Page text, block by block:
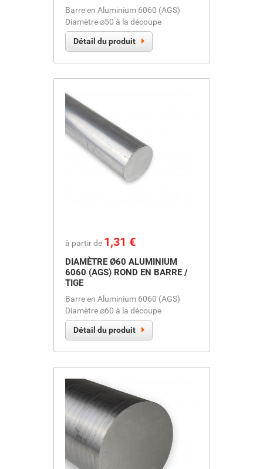
Barre en Aluminium 6060 (AGS)
Diamètre ⌀50 à la découpe
Détail du produit
à partir de Prix
1,31 €
DIAMÈTRE Ø60 ALUMINIUM
6060 (AGS) ROND EN BARRE /
TIGE
Barre en Aluminium 6060 (AGS)
Diamètre ⌀60 à la découpe
Détail du produit